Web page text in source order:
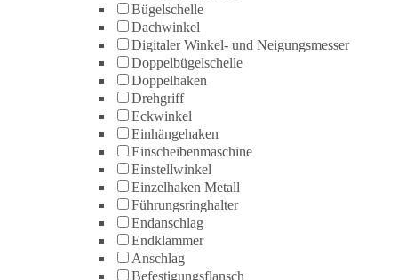
Bügelschelle
Dachwinkel
Digitaler Winkel- und Neigungsmesser
Doppelbügelschelle
Doppelhaken
Drehgriff
Eckwinkel
Einhängehaken
Einscheibenmaschine
Einstellwinkel
Einzelhaken Metall
Führungsringhalter
Endanschlag
Endklammer
Anschlag
Befestigungsflansch